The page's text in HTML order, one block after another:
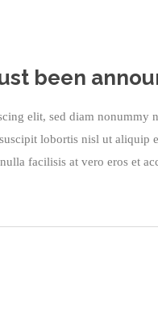
been
elit, sed diam
lobortis nisl ut
facilisis at vero eros et